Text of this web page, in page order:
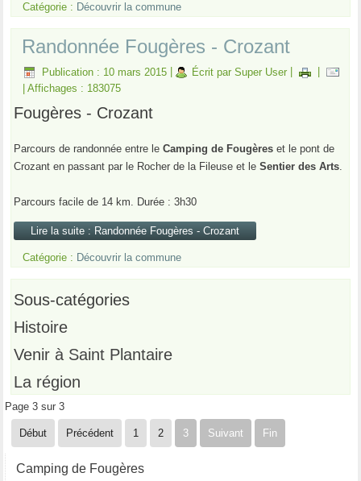
Catégorie : Découvrir la commune
Randonnée Fougères - Crozant
Publication : 10 mars 2015 Écrit par Super User
|Affichages : 183075
Fougères - Crozant
Parcours de randonnée entre leCamping de Fougèreset le pont de
Crozant en passant par le Rocher de la Fileuse et leSentier des Arts.
Parcours facile de 14 km. Durée : 3h30
Lire la suite : Randonnée Fougères - Crozant
Catégorie : Découvrir la commune
Sous-catégories
Histoire
Venir à Saint Plantaire
La région
Page 3 sur 3
Début Précédent 1 2 3 Suivant Fin
Camping de Fougères